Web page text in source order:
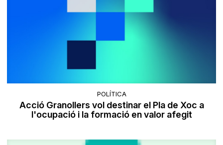
POLÍTICA
Acció Granollers vol destinar el Pla de Xoc a
l'ocupació i la formació en valor afegit